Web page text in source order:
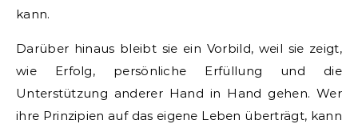
kann.
Darüber hinaus bleibt sie ein Vorbild, weil sie zeigt,
wie Erfolg, persönliche Erfüllung und die
Unterstützung anderer Hand in Hand gehen. Wer
ihre Prinzipien auf das eigene Leben überträgt, kann